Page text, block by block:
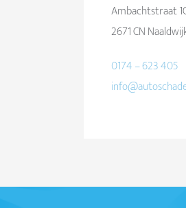
Ambachtstraat
2671 CN
0174 – 623 405